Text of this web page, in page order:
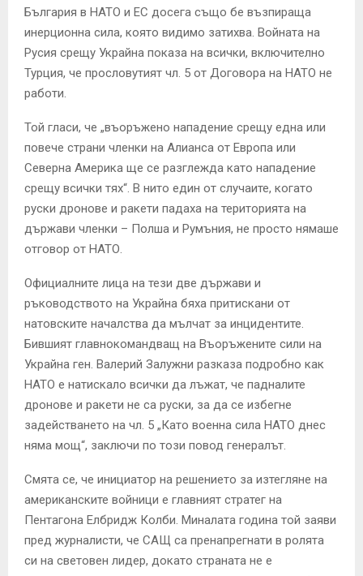
България в НАТО и ЕС досега също бе възпираща
инерционна сила, която видимо затихва. Войната на
Русия срещу Украйна показа на всички, включително
Турция, че прословутият чл. 5 от Договора на НАТО не
работи.
Той гласи, че „въоръжено нападение срещу една или
повече страни членки на Алианса от Европа или
Северна Америка ще се разглежда като нападение
срещу всички тях“. В нито един от случаите, когато
руски дронове и ракети падаха на територията на
държави членки – Полша и Румъния, не просто нямаше
отговор от НАТО.
Официалните лица на тези две държави и
ръководството на Украйна бяха притискани от
натовските началства да мълчат за инцидентите.
Бившият главнокомандващ на Въоръжените сили на
Украйна ген. Валерий Залужни разказа подробно как
НАТО е натискало всички да лъжат, че падналите
дронове и ракети не са руски, за да се избегне
задействането на чл. 5 „Като военна сила НАТО днес
няма мощ“, заключи по този повод генералът.
Смята се, че инициатор на решението за изтегляне на
американските войници е главният стратег на
Пентагона Елбридж Колби. Миналата година той заяви
пред журналисти, че САЩ са пренапрегнати в ролята
си на световен лидер, докато страната не е